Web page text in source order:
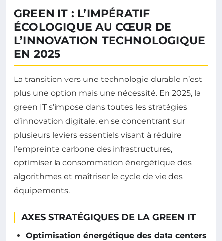
GREEN IT : L’IMPÉRATIF
ÉCOLOGIQUE AU CŒUR DE
L’INNOVATION TECHNOLOGIQUE
EN 2025
La transition vers une technologie durable n’est
plus une option mais une nécessité. En 2025, la
green IT s’impose dans toutes les stratégies
d’innovation digitale, en se concentrant sur
plusieurs leviers essentiels visant à réduire
l’empreinte carbone des infrastructures,
optimiser la consommation énergétique des
algorithmes et maîtriser le cycle de vie des
équipements.
AXES STRATÉGIQUES DE LA GREEN IT
Optimisation énergétique des data centers